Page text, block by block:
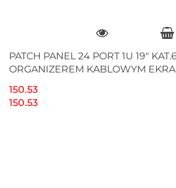
PATCH PANEL 24 PORT 1U 19"
ORGANIZEREM KABLOWYM
150.53
150.53